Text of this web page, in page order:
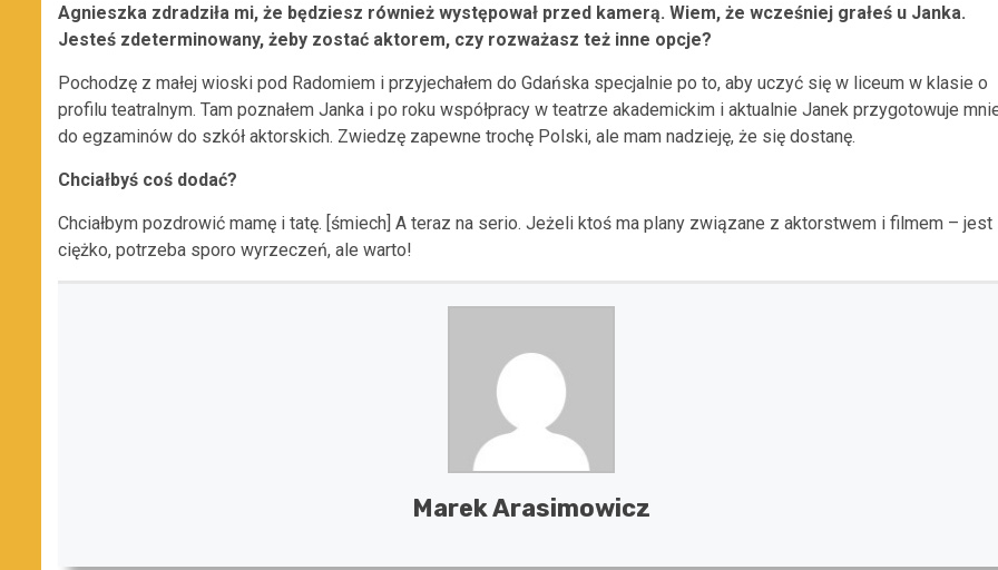
Agnieszka zdradziła mi, że będziesz również występował przed kamerą. Wiem, że wcześniej grałeś u Janka.
Jesteś zdeterminowany, żeby zostać aktorem, czy rozważasz też inne opcje?
Pochodzę z małej wioski pod Radomiem i przyjechałem do Gdańska specjalnie po to, aby uczyć się w liceum w klasie o
profilu teatralnym. Tam poznałem Janka i po roku współpracy w teatrze akademickim i aktualnie Janek przygotowuje
do egzaminów do szkół aktorskich. Zwiedzę zapewne trochę Polski, ale mam nadzieję, że się dostanę.
Chciałbyś coś dodać?
Chciałbym pozdrowić mamę i tatę. [śmiech] A teraz na serio. Jeżeli ktoś ma plany związane z aktorstwem i filmem – jest
ciężko, potrzeba sporo wyrzeczeń, ale warto!
Marek Arasimowicz